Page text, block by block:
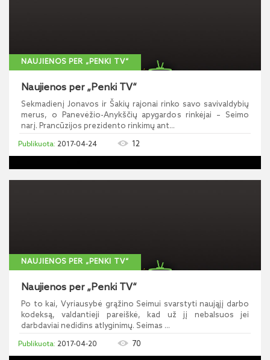
NAUJIENOS PER „PENKI TV“
Naujienos per „Penki TV“
Sekmadienį Jonavos ir Šakių rajonai rinko savo savivaldybių
merus, o Panevėžio-Anykščių apygardos rinkėjai – Seimo
narį. Prancūzijos prezidento rinkimų ant...
2017-04-24 12
NAUJIENOS PER „PENKI TV“
Naujienos per „Penki TV“
Po to kai, Vyriausybė grąžino Seimui svarstyti naująjį darbo
kodeksą, valdantieji pareiškė, kad už jį nebalsuos jei
darbdaviai nedidins atlyginimų. Seimas ...
2017-04-20 70